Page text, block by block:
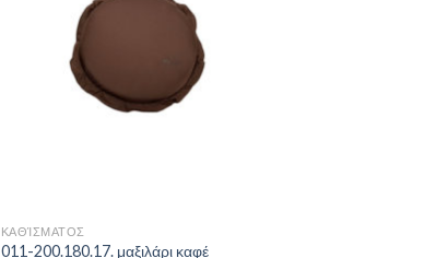
ΚΑΘΊΣΜΑΤΟΣ
011-200.180.17. μαξιλάρι καφέ